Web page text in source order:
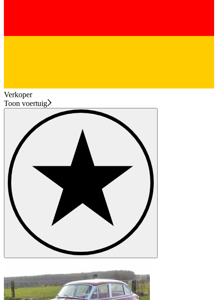
Verkoper
Toon voertuig